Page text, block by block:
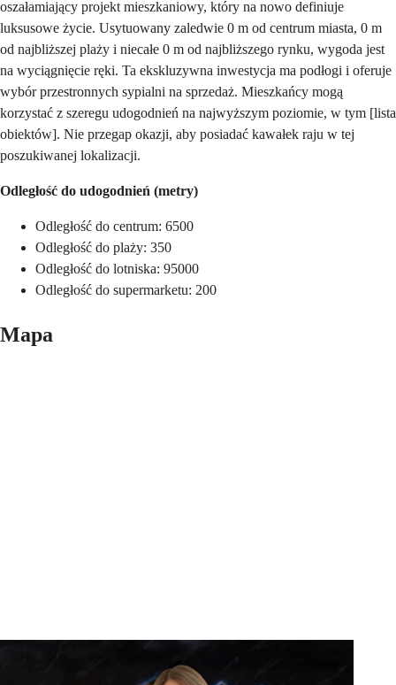
oszałamiający projekt mieszkaniowy, który na nowo definiuje
luksusowe życie. Usytuowany zaledwie 0 m od centrum miasta, 0 m
od najbliższej plaży i niecałe 0 m od najbliższego rynku, wygoda jest
na wyciągnięcie ręki. Ta ekskluzywna inwestycja ma podłogi i oferuje
wybór przestronnych sypialni na sprzedaż. Mieszkańcy mogą
korzystać z szeregu udogodnień na najwyższym poziomie, w tym [lista
obiektów]. Nie przegap okazji, aby posiadać kawałek raju w tej
poszukiwanej lokalizacji.
Odległość do udogodnień (metry)
Odległość do centrum: 6500
Odległość do plaży: 350
Odległość do lotniska: 95000
Odległość do supermarketu: 200
Mapa